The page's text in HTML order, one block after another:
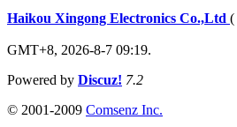
Haikou Xingong Electronics Co.,Ltd (
GMT+8, 2026-8-7 09:19.
Powered by Discuz! 7.2
© 2001-2009 Comsenz Inc.